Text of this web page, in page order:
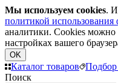
Мы используем cookies.
политикой использования
аналитики. Cookies
настройках вашего
OK
Каталог товаров
Подбор
Поиск